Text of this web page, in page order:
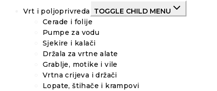
Vrt i poljoprivreda
TOGGLE CHILD MENU
Cerade i folije
Pumpe za vodu
Sjekire i kalači
Držala za vrtne alate
Grablje, motike i vile
Vrtna crijeva i držači
Lopate, štihače i krampovi